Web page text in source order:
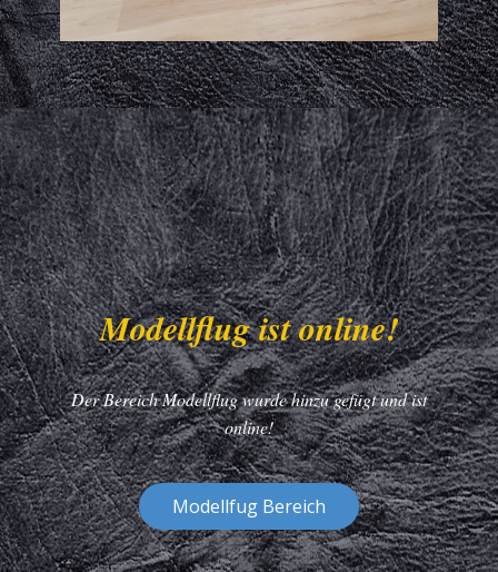
Modellflug ist online!
Der Bereich Modellflug wurde hinzu gefügt und ist
online!
Modellfug Bereich